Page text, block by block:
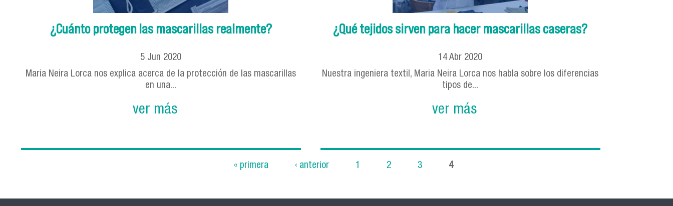
¿Cuánto protegen las mascarillas realmente?
5 Jun 2020
Maria Neira Lorca nos explica acerca de la protección de las mascarillas
en una...
ver más
¿Qué tejidos sirven para hacer mascarillas caseras?
14Abr 2020
Nuestra ingeniera textil, Maria Neira Lorca nos habla sobre los diferencias
tipos de...
ver más
« primera ‹ anterior 1 2 3 4